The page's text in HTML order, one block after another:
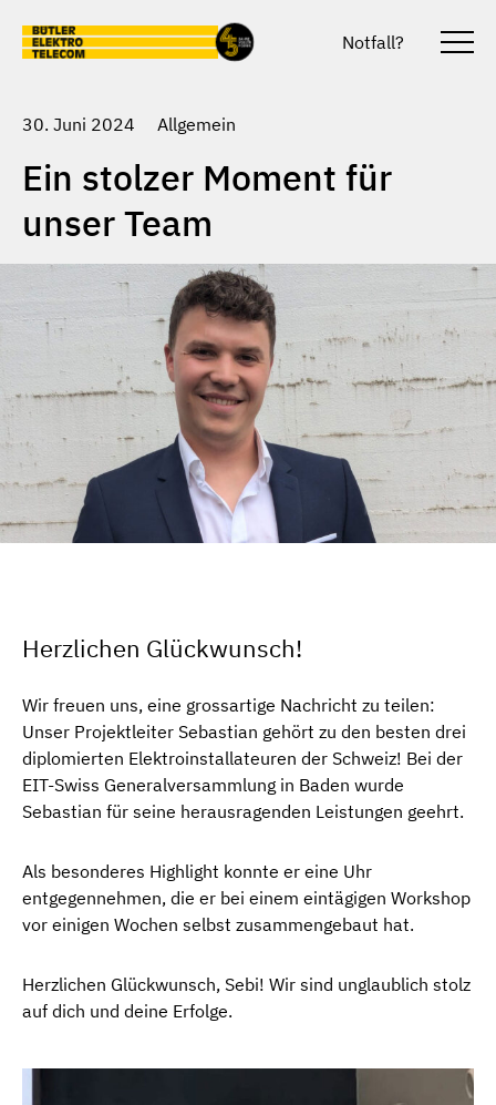
Notfall?
30. Juni 2024 unter
Allgemein
Ein stolzer Moment für
unser Team
Herzlichen Glückwunsch!
Wir freuen uns, eine grossartige Nachricht zu teilen:
Unser Projektleiter Sebastian gehört zu den besten drei
diplomierten Elektroinstallateuren der Schweiz! Bei der
EIT-Swiss Generalversammlung in Baden wurde
Sebastian für seine herausragenden Leistungen geehrt.
Als besonderes Highlight konnte er eine Uhr
entgegennehmen, die er bei einem eintägigen Workshop
vor einigen Wochen selbst zusammengebaut hat.
Herzlichen Glückwunsch, Sebi! Wir sind unglaublich stolz
auf dich und deine Erfolge.